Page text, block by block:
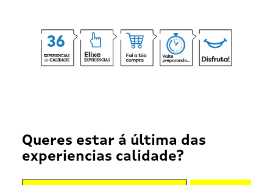
Queres estar á última das
experiencias calidade?